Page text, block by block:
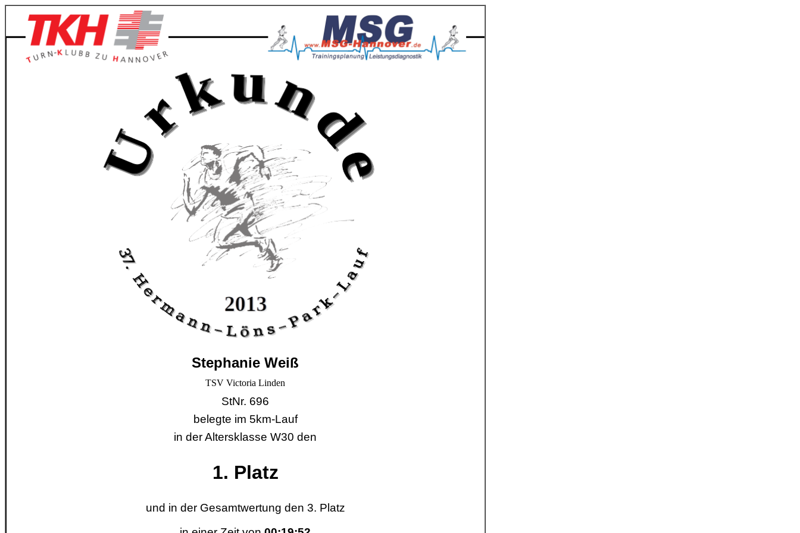
Stephanie Weiß
TSV Victoria Linden
StNr. 696
belegte im 5km-Lauf
in der Altersklasse W30 den
1. Platz
und in der Gesamtwertung den 3. Platz